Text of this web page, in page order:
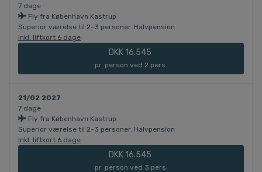
7 dage
Fly fra København Kastrup
Superior værelse til 2-3 personer. Halvpension
Inkl. liftkort 6 dage
DKK 16.545
pr. person ved 2 pers.
21/02 2027
7 dage
Fly fra København Kastrup
Superior værelse til 2-3 personer. Halvpension
Inkl. liftkort 6 dage
DKK 16.545
pr. person ved 3 pers.